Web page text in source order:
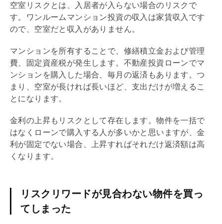
空室リスクとは、入居者が入らない場合のリスクで
す。ワンルームマンション投資の収入は家賃収入です
ので、空室だと収入がありません。
マンションを所有することで、 修繕積立金および管理
費
固定資産税が発生します。不動産投資ローンでマ
ンションを購入した場合、毎月の返済もあります。つ
まり、空室が長ければ長いほど、支出だけが増えるこ
とになります。
金利の上昇もリスクとして存在します。物件を一括で
はなくローンで購入する人が多いかと思いますが、金
利が固定でない場合、上昇すればそれだけ返済額は高
くなります。
リスクリワードが見合わない物件を買っ
てしまった